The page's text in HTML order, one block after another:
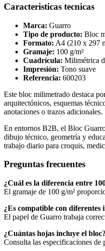
Caracteristicas tecnicas
Marca: Guarro
Tipo de producto: Bloc
Formato: A4 (210 x 297
Gramaje: 100 g/m²
Cuadrícula: Milimétrica
Impresión: Tono suave
Referencia: 600203
Este bloc milimetrado destaca
arquitectónicos, esquemas
anotaciones o trazos adicionales.
En entornos B2B, el Bloc
dibujo técnico, geometría y
trabajo diario para croquis,
Preguntas frecuentes
¿Cuál es la diferencia entre
El gramaje de 100 g/m²
¿Es compatible con diferentes
El papel de Guarro trabaja
¿Cuántas hojas incluye el bloc?
Consulta las especificaciones de